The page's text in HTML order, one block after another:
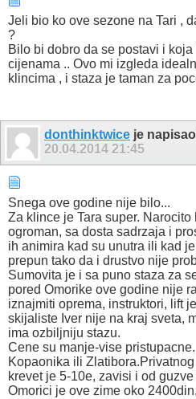
Jeli bio ko ove sezone na Tari ,
?
Bilo bi dobro da se postavi i
cijenama .. Ovo mi izgleda
klincima , i staza je taman za
donthinktwice je
20.04.2014 21:45
Snega ove godine nije bilo...
Za klince je Tara super.
ogroman, sa dosta sadrzaja i
ih animira kad su unutra ili kad
prepun tako da i drustvo nije
Sumovita je i sa puno staza za
pored Omorike ove godine nije
iznajmiti oprema, instruktori, lift
skijaliste Iver nije na kraj sveta,
ima ozbiljniju stazu.
Cene su manje-vise
Kopaonika ili
krevet je 5-10e, zavisi i od
Omorici je ove zime oko